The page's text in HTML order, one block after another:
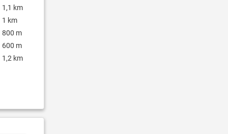
1,1 km
1 km
800 m
600 m
1,2 km